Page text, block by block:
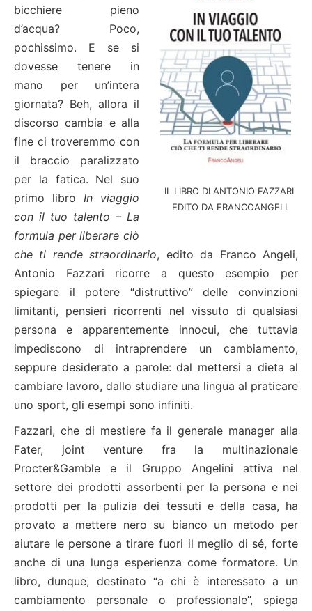
IL LIBRO DI ANTONIO FAZZARI
EDITO DA FRANCOANGELI
bicchiere pieno
d’acqua? Poco,
pochissimo. E se si
dovesse tenere in
mano per un’intera
giornata? Beh, allora il
discorso cambia e alla
fine ci troveremmo con
il braccio paralizzato
per la fatica. Nel suo
primo libro In viaggio
con il tuo talento – La
formula per liberare ciò
che ti rende straordinario, edito da Franco Angeli,
Antonio Fazzari ricorre a questo esempio per
spiegare il potere “distruttivo” delle convinzioni
limitanti, pensieri ricorrenti nel vissuto di qualsiasi
persona e apparentemente innocui, che tuttavia
impediscono di intraprendere un cambiamento,
seppure desiderato a parole: dal mettersi a dieta al
cambiare lavoro, dallo studiare una lingua al praticare
uno sport, gli esempi sono infiniti.
Fazzari, che di mestiere fa il generale manager alla
Fater, joint venture fra la multinazionale
Procter&Gamble e il Gruppo Angelini attiva nel
settore dei prodotti assorbenti per la persona e nei
prodotti per la pulizia dei tessuti e della casa, ha
provato a mettere nero su bianco un metodo per
aiutare le persone a tirare fuori il meglio di sé, forte
anche di una lunga esperienza come formatore. Un
libro, dunque, destinato “a chi è interessato a un
cambiamento personale o professionale”, spiega